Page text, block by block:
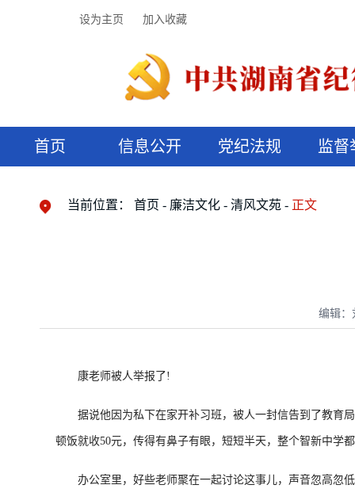
设为主页 加入收藏
首页 信息公开 党纪法规 监督
当前位置： 首页 廉洁文化 清风文苑 正文
编辑：
康老师被人举报了!
据说他因为私下在家开补习班，被人一封信告到了教育局
顿饭就收50元，传得有鼻子有眼，短短半天，整个智新中学
办公室里，好些老师聚在一起讨论这事儿，声音忽高忽低